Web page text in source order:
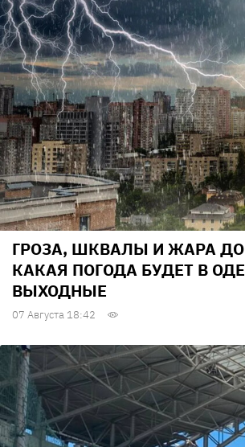
ГРОЗА, ШКВАЛЫ И ЖАРА ДО
КАКАЯ ПОГОДА БУДЕТ В
ВЫХОДНЫЕ
07 Августа 18:42